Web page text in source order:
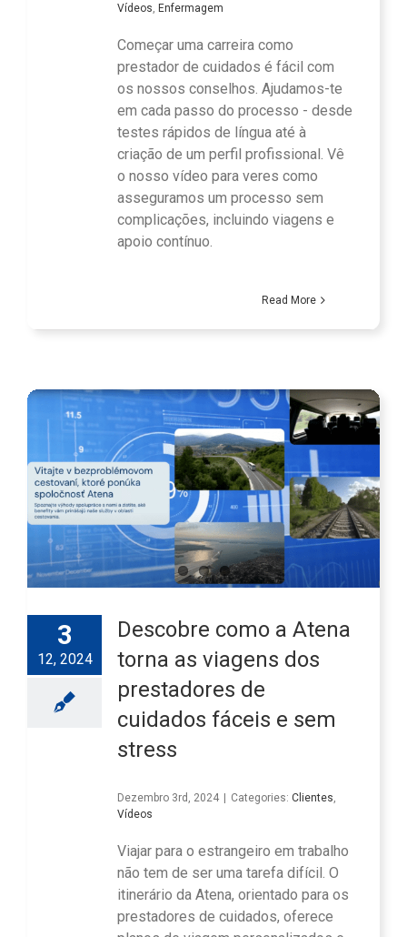
Vídeos, Enfermagem
Começar uma carreira como
prestador de cuidados é fácil com
os nossos conselhos. Ajudamos-te
em cada passo do processo - desde
testes rápidos de língua até à
criação de um perfil profissional. Vê
o nosso vídeo para veres como
asseguramos um processo sem
complicações, incluindo viagens e
apoio contínuo.
Read More
3
12, 2024
Descobre como a Atena
torna as viagens dos
prestadores de
cuidados fáceis e sem
stress
Dezembro 3rd, 2024 | Categories: Clientes
Vídeos
Viajar para o estrangeiro em trabalho
não tem de ser uma tarefa difícil. O
itinerário da Atena, orientado para os
prestadores de cuidados, oferece